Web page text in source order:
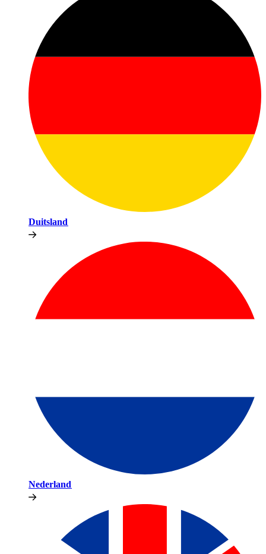
Duitsland​​
Nederland​​